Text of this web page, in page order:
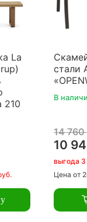
La
210
стали
В
14 760
10
выгода 3
Цена от